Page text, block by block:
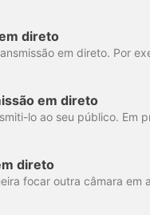
direto
em direto
direto